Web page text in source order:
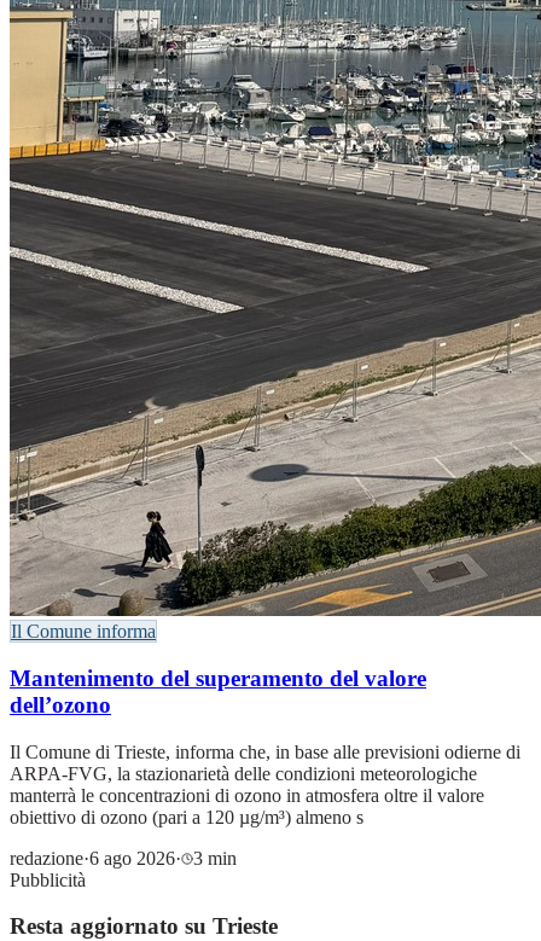
Il Comune informa
Mantenimento del superamento del valore
dell’ozono
Il Comune di Trieste, informa che, in base alle previsioni odierne di
ARPA-FVG, la stazionarietà delle condizioni meteorologiche
manterrà le concentrazioni di ozono in atmosfera oltre il valore
obiettivo di ozono (pari a 120 µg/m³) almeno s
redazione·6 ago 2026·
3 min
Pubblicità
Resta aggiornato su Trieste